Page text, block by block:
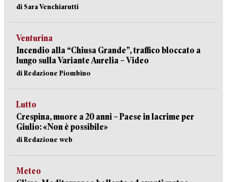
di Sara Venchiarutti
Venturina
Incendio alla “Chiusa Grande”, traffico bloccato a
lungo sulla Variante Aurelia – Video
di Redazione Piombino
Lutto
Crespina, muore a 20 anni – Paese in lacrime per
Giulio: «Non è possibile»
di Redazione web
Meteo